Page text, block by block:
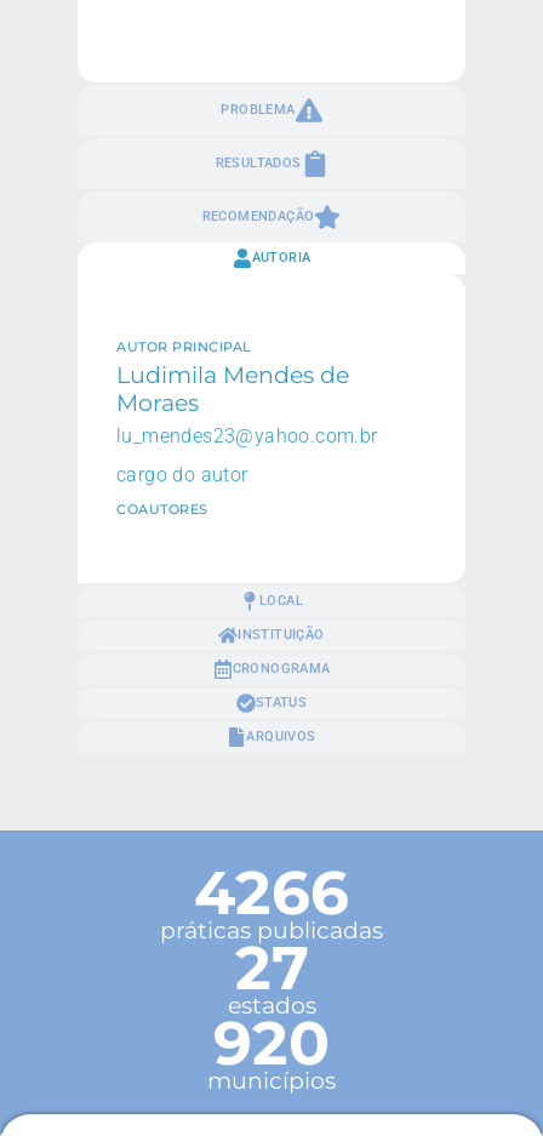
PROBLEMA
RESULTADOS
RECOMENDAÇÃO
AUTORIA
LOCAL
INSTITUIÇÃO
CRONOGRAMA
STATUS
ARQUIVOS
AUTOR PRINCIPAL
Ludimila Mendes de
Moraes
lu_mendes23@yahoo.com.br
cargo do autor
COAUTORES
4266
práticas publicadas
27
estados
920
municípios